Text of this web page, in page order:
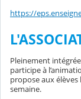
https://
Pleinement
participe à
propose aux
semaine.